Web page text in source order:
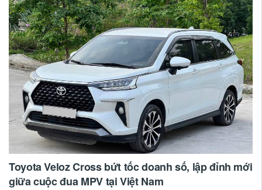
Toyota Veloz Cross bứt tốc doanh số, lập đỉnh mới
giữa cuộc đua MPV tại Việt Nam